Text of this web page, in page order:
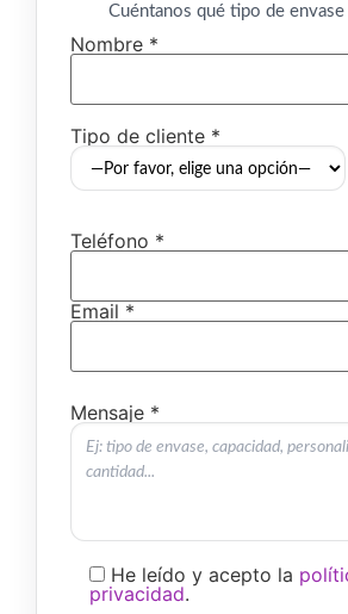
Cuéntanos qué tipo de envase
Nombre *
Tipo de cliente *
Teléfono *
Email *
Mensaje *
He leído y acepto la
privacidad.